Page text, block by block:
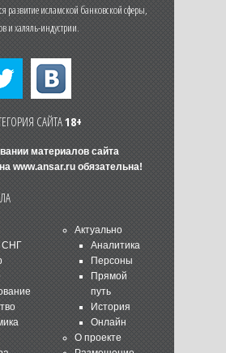
развитие исламской банковской сферы,
и халяль-индустрии.
САЙТА18+
материалов сайта
www.ansar.ruобязательна!
СНГ
Актуально
Аналитика
Персоны
Прямой
путь
История
Онлайн
О проекте